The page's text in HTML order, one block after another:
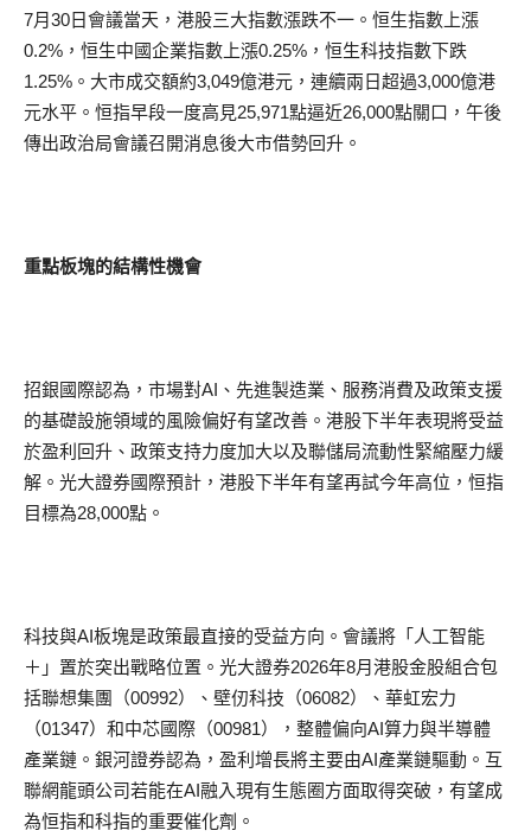
7月30日會議當天，港股三大指數漲跌不一。恒生指數上漲
0.2%，恒生中國企業指數上漲0.25%，恒生科技指數下跌
1.25%。大市成交額約3,049億港元，連續兩日超過3,000億港
元水平。恒指早段一度高見25,971點逼近26,000點關口，午後
傳出政治局會議召開消息後大市借勢回升。
重點板塊的結構性機會
招銀國際認為，市場對AI、先進製造業、服務消費及政策支援
的基礎設施領域的風險偏好有望改善。港股下半年表現將受益
於盈利回升、政策支持力度加大以及聯儲局流動性緊縮壓力緩
解。光大證券國際預計，港股下半年有望再試今年高位，恒指
目標為28,000點。
科技與AI板塊是政策最直接的受益方向。會議將「人工智能
＋」置於突出戰略位置。光大證券2026年8月港股金股組合包
括聯想集團（00992）、壁仞科技（06082）、華虹宏力
（01347）和中芯國際（00981），整體偏向AI算力與半導體
產業鏈。銀河證券認為，盈利增長將主要由AI產業鏈驅動。互
聯網龍頭公司若能在AI融入現有生態圈方面取得突破，有望成
為恒指和科指的重要催化劑。